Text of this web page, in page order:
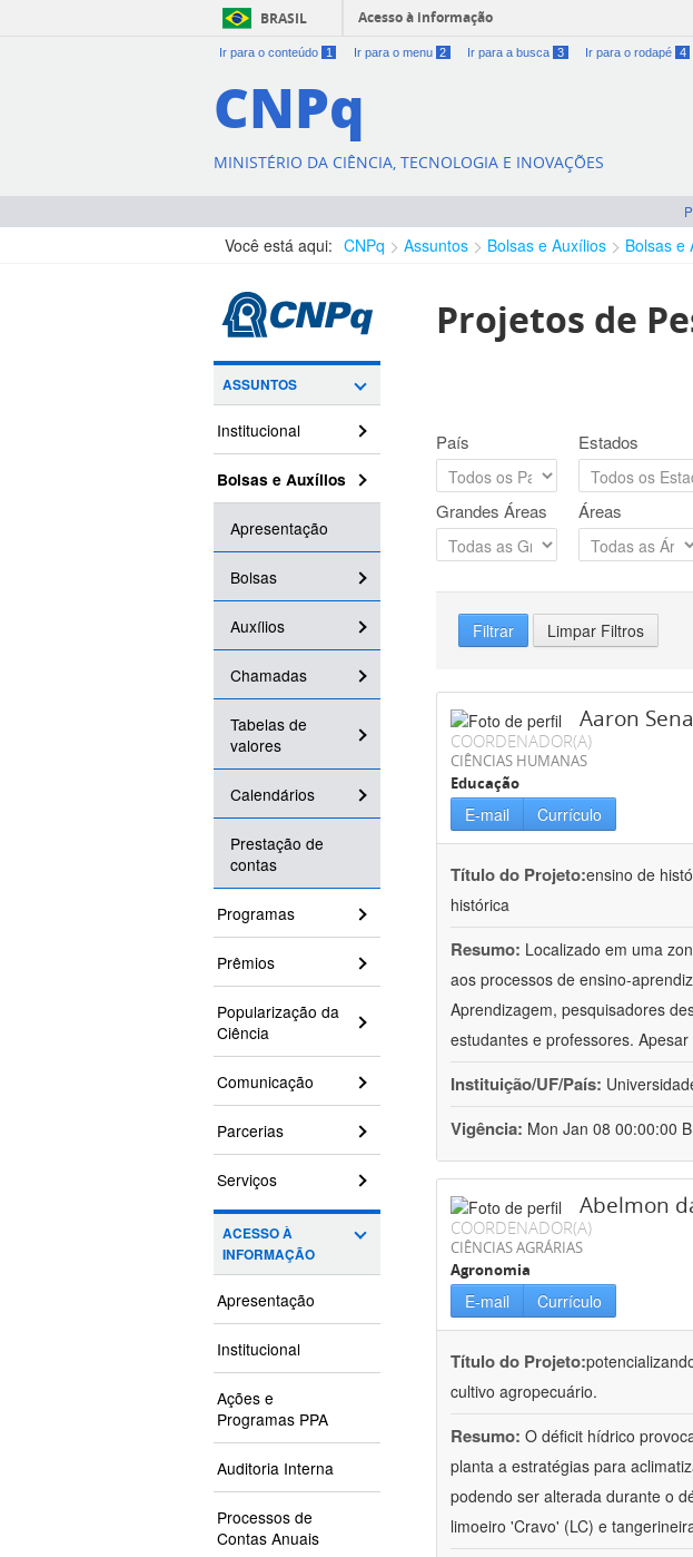
BRASIL Acesso à informação
Ir para o conteúdo 1 Ir para o menu 2 Ir para a busca 3 Ir para o rodapé 4
CNPq
MINISTÉRIO DA CIÊNCIA, TECNOLOGIA E INOVAÇÕES
Você está aqui: CNPq Assuntos Bolsas e Auxílios Bolsas e
ASSUNTOS
Institucional
Bolsas e Auxílios
Apresentação
Bolsas
Auxílios
Chamadas
Tabelas de
valores
Calendários
Prestação de
contas
Programas
Prêmios
Popularização da
Ciência
Comunicação
Parcerias
Serviços
ACESSO À
INFORMAÇÃO
Apresentação
Institucional
Ações e
Programas PPA
Auditoria Interna
Processos de
Contas Anuais
Projetos de
País Estados
Grandes Áreas Áreas
Filtrar Limpar Filtros
Aaron
COORDENADOR(A)
CIÊNCIAS HUMANAS
Educação
E-mail Currículo
Título do Projeto:ensino de
histórica
Resumo: Localizado em uma
aos processos de ensino-
Aprendizagem, pesquisadores
estudantes e professores.
Instituição/UF/País:
Vigência: Mon Jan 08 00:00:00
Abelmon
COORDENADOR(A)
CIÊNCIAS AGRÁRIAS
Agronomia
E-mail Currículo
Título do Projeto:
cultivo agropecuário.
Resumo: O déficit hídrico
planta a estratégias para
podendo ser alterada durante o
limoeiro 'Cravo' (LC) e